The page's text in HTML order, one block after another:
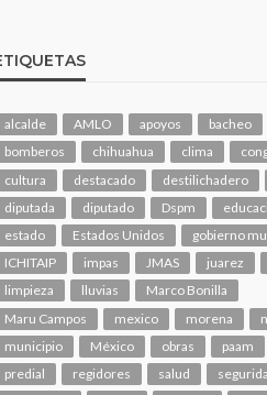
alcalde AMLO apoyos
bacheo
bomberos
chihuahua clima
cultura
destacado destilichadero
diputada
diputado Dspm
estado
Estados Unidos
gobierno
ICHITAIP
impas JMAS juarez
limpieza
lluvias
Marco Bonilla
Maru Campos
mexico morena
municipio
México obras paam
predial
regidores salud